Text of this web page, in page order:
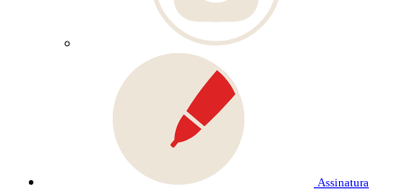
Assinatura